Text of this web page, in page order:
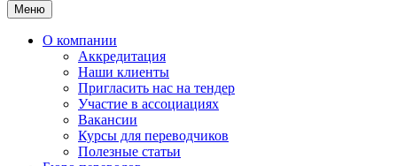
Меню
О компании
Аккредитация
Наши клиенты
Пригласить нас на тендер
Участие в ассоциациях
Вакансии
Курсы для переводчиков
Полезные статьи